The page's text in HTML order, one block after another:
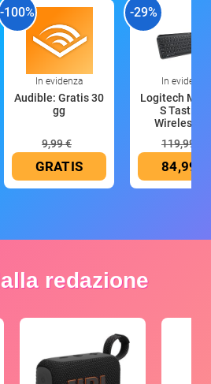
-100%
In evidenza
Audible: Gratis 30
gg
9,99 €
GRATIS
-29%
In evidenza
Logitech MX
S Tastiera
Wireless
119,99 €
84,99 €
redazione